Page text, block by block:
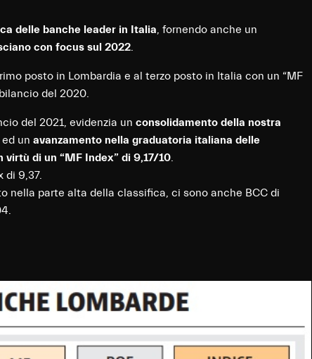
delle banche leader in Italia, fornendo anche un
con focus sul 2022.
posto in Lombardia e al terzo posto in Italia con un “MF
del 2020.
del 2021, evidenzia un consolidamento della nostra
un avanzamento nella graduatoria italiana delle
di un “MF Index” di 9,17/10.
di 9,37.
nella parte alta della classifica, ci sono anche BCC di